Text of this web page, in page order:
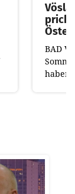
BAD
haben